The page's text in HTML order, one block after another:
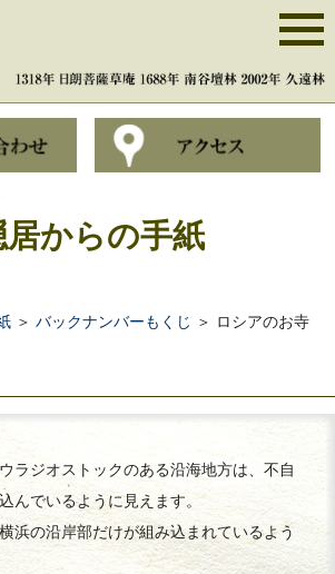
居からの手紙
＞ バックナンバーもくじ ＞ ロシアのお寺
ラジオストックのある沿海地方は、不自
んでいるように見えます。
浜の沿岸部だけが組み込まれているよう